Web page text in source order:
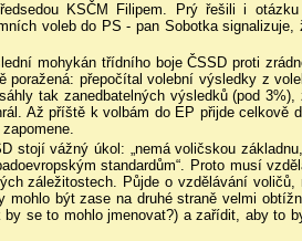
KSČM Filipem. Prý řešili i otázku
voleb do PS - pan Sobotka signalizuje,
mohykán třídního boje ČSSD proti
poražená: přepočítal volební výsledky z
tak zanedbatelných výsledků (pod 3%),
Až příště k volbám do EP přijde celkově
stojí vážný úkol: „nemá voličskou
standardům“. Proto musí
záležitostech. Půjde o vzdělávání voličů,
být zase na druhé straně velmi
se to mohlo jmenovat?) a zařídit, aby to